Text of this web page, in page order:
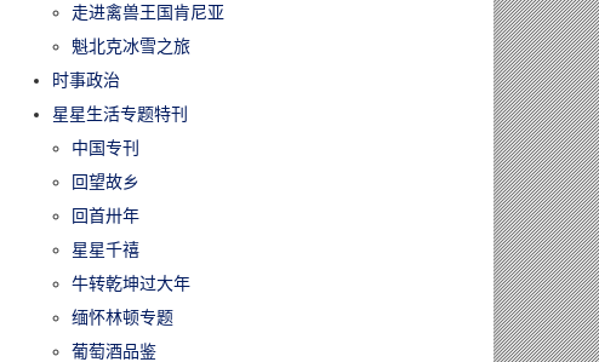
走进禽兽王国肯尼亚
魁北克冰雪之旅
时事政治
星星生活专题特刊
中国专刊
回望故乡
回首卅年
星星千禧
牛转乾坤过大年
缅怀林顿专题
葡萄酒品鉴